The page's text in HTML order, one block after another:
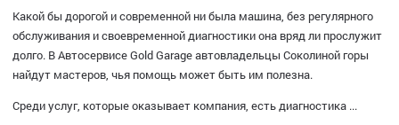
Какой бы дорогой и современной ни была машина, без регулярного
обслуживания и своевременной диагностики она вряд ли прослужит
долго. В Автосервисе Gold Garage автовладельцы Соколиной горы
найдут мастеров, чья помощь может быть им полезна.
Среди услуг, которые оказывает компания, есть диагностика ...